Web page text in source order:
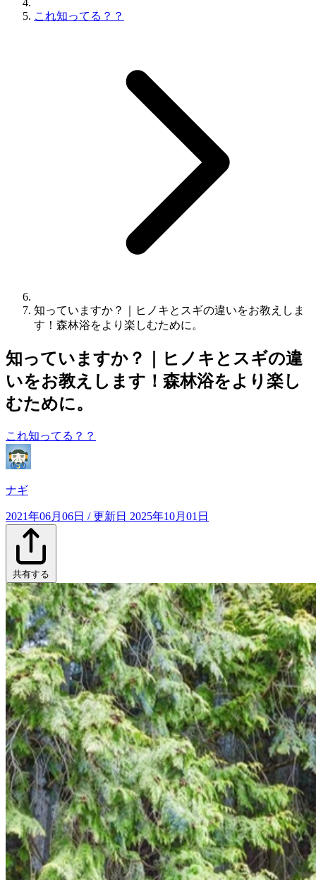
これ知ってる？？
知っていますか？｜ヒノキとスギの違いをお教えしま
す！森林浴をより楽しむために。
知っていますか？｜ヒノキとスギの違
いをお教えします！森林浴をより楽し
むために。
これ知ってる？？
ナギ
2021年06月06日 / 更新日 2025年10月01日
共有する